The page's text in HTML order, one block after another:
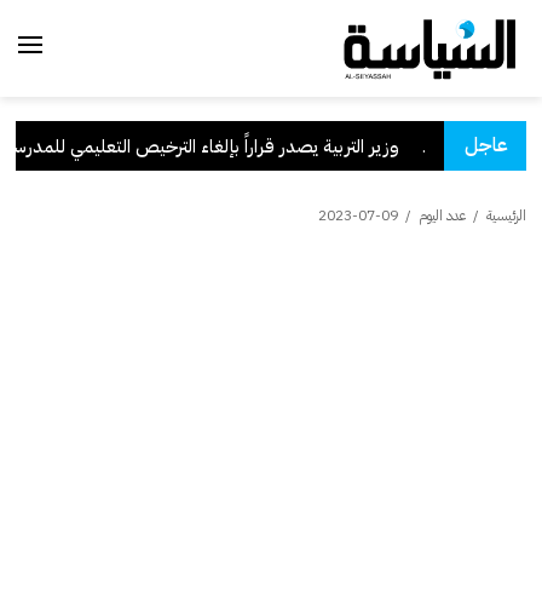
عاجل
السعودية وزير التربية يصدر قراراً بإلغاء الترخيص التعليمي للمدرسة
الرئيسية / عدد اليوم /
2023-07-09